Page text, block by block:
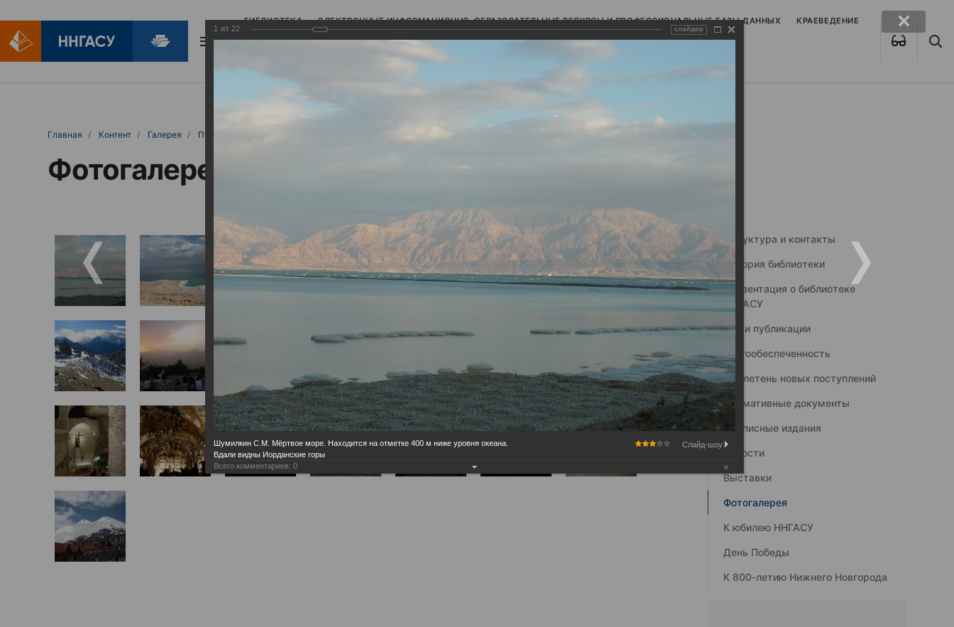
БИБЛИОТЕКА ЭЛЕКТРОННЫЕ ИНФОРМАЦИОННО-ОБРАЗОВАТЕЛЬНЫЕ РЕСУРСЫ И ПРОФЕССИОНАЛЬНЫЕ БАЗЫ ДАННЫХ КРАЕВЕДЕНИЕ
Главная Контент Галерея Путешествие к Святой земле
Фотогалерея
Структура и контакты
История библиотеки
Презентация о библиотеке
ННГАСУ
Наши публикации
Книгообеспеченность
Бюллетень новых поступлений
Нормативные документы
Подписные издания
Новости
Выставки
Фотогалерея
К юбилею ННГАСУ
День Победы
К 800-летию Нижнего Новгорода
1 из 22 слайдер
Шумилкин С.М. Мёртвое море. Находится на отметке 400 м ниже уровня океана.
Вдали видны Иорданские горы
Слайд-шоу:
Всего комментариев: 0